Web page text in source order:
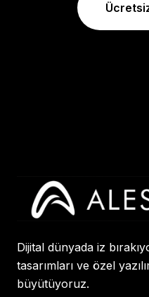
Dijital dünyada iz
tasarımları ve özel
büyütüyoruz.